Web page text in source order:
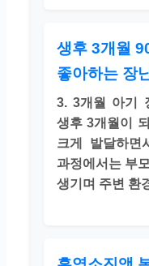
생후 3개월
좋아하는 장
3. 3개월 아기
생후 3개월이
크게 발달하
과정에서는 부
생기며 주변 환